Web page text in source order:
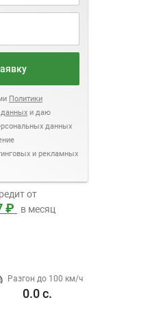
Политики
данных и даю
данных
и рекламных
от
₽ в месяц
Разгон до 100 км/ч
0.0 с.